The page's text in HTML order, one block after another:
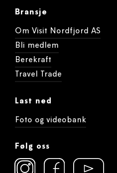
Bransje
Om Visit Nordfjord AS
Bli medlem
Berekraft
Travel Trade
Last ned
Foto og videobank
Følg oss